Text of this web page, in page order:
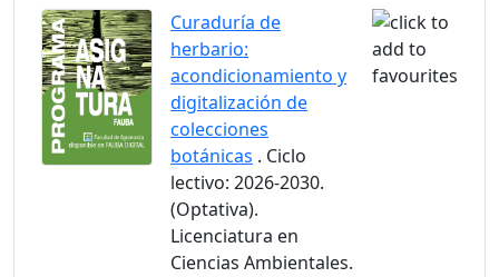
Curaduría de
herbario:
acondicionamiento y
digitalización de
colecciones
botánicas . Ciclo
lectivo: 2026-2030.
(Optativa).
Licenciatura en
Ciencias Ambientales.